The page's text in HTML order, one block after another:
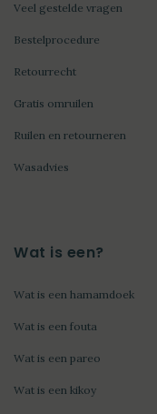
Veel gestelde vragen
Bestelprocedure
Retourrecht
Gratis omruilen
Ruilen en retourneren
Wasadvies
Wat is een?
Wat is een hamamdoek
Wat is een fouta
Wat is een pareo
Wat is een kikoy